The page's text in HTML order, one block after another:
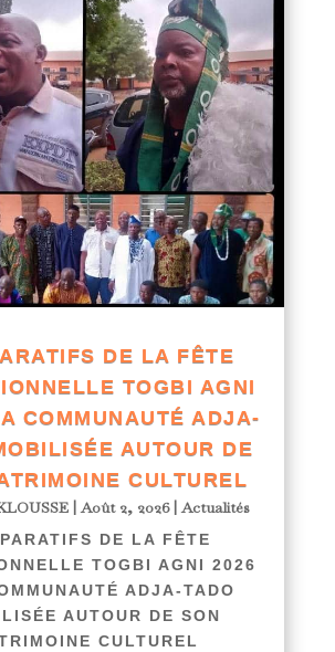
DE LA FÊTE
TOGBI AGNI
COMMUNAUTÉ ADJA-
AUTOUR DE
CULTUREL
|Août 2, 2026|Actualités
DE LA FÊTE
TOGBI AGNI 2026
ADJA-TADO
AUTOUR DE SON
CULTUREL